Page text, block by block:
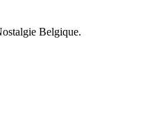
Belgique.